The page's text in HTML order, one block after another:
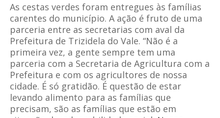
As cestas verdes foram entregues às famílias
carentes do município. A ação é fruto de uma
parceria entre as secretarias com aval da
Prefeitura de Trizidela do Vale. “Não é a
primeira vez, a gente sempre tem uma
parceria com a Secretaria de Agricultura com a
Prefeitura e com os agricultores de nossa
cidade. É só gratidão. É questão de estar
levando alimento para as famílias que
precisam, são as famílias que estão em